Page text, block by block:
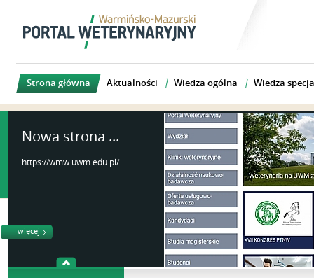
Strona główna Aktualności Wiedza ogólna Wiedza
Nowa strona ...
https://wmw.uwm.edu.pl/
więcej